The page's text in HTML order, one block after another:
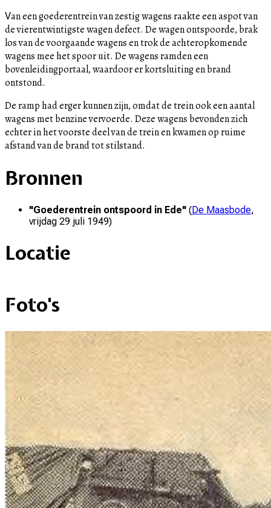
Van een goederentrein van zestig wagens raakte een aspot van
de vierentwintigste wagen defect. De wagen ontspoorde, brak
los van de voorgaande wagens en trok de achteropkomende
wagens mee het spoor uit. De wagens ramden een
bovenleidingportaal, waardoor er kortsluiting en brand
ontstond.
De ramp had erger kunnen zijn, omdat de trein ook een aantal
wagens met benzine vervoerde. Deze wagens bevonden zich
echter in het voorste deel van de trein en kwamen op ruime
afstand van de brand tot stilstand.
Bronnen
"Goederentrein ontspoord in Ede" (De Maasbode,
vrijdag 29 juli 1949)
Locatie
–
Foto's